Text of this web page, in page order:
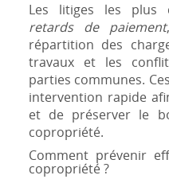
Les litiges les plus
retards de paiement
répartition des
travaux et les
parties communes.
intervention rapide
et de préserver le
copropriété.
Comment prévenir
copropriété ?